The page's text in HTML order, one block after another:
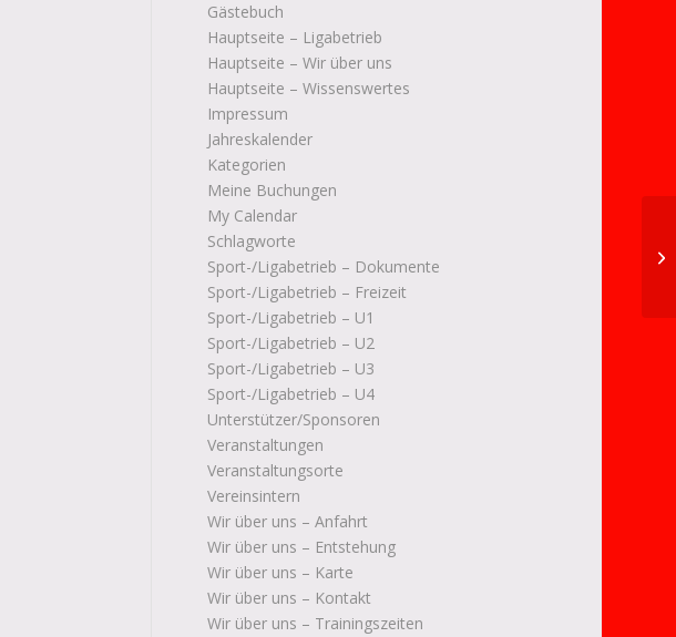
Gästebuch
Hauptseite – Ligabetrieb
Hauptseite – Wir über uns
Hauptseite – Wissenswertes
Impressum
Jahreskalender
Kategorien
Meine Buchungen
My Calendar
Schlagworte
Sport-/Ligabetrieb – Dokumente
Sport-/Ligabetrieb – Freizeit
Sport-/Ligabetrieb – U1
Sport-/Ligabetrieb – U2
Sport-/Ligabetrieb – U3
Sport-/Ligabetrieb – U4
Unterstützer/Sponsoren
Veranstaltungen
Veranstaltungsorte
Vereinsintern
Wir über uns – Anfahrt
Wir über uns – Entstehung
Wir über uns – Karte
Wir über uns – Kontakt
Wir über uns – Trainingszeiten